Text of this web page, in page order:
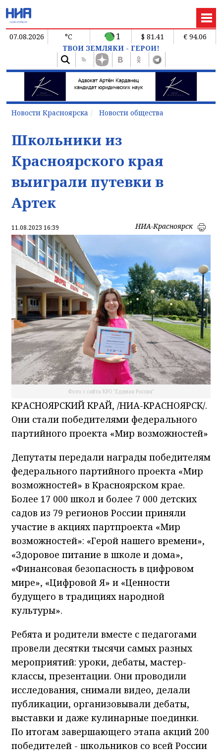
07.08.2026 °C 1 $ 81.41
€ 94.06
ТВОИ ЗЕМЛЯКИ - ГЕРОИ!
Новости Красноярска Новости общества
Школьники из
Красноярского края
выиграли путевки в
Артек
11.08.2023 16:39 НИА-Красноярск
Фото с сайта КРО "Единая Россия"
КРАСНОЯРСКИЙ КРАЙ, /НИА-КРАСНОЯРСК/.
Они стали победителями федерального
партийного проекта «Мир возможностей»
Депутаты передали награды победителям
федерального партийного проекта «Мир
возможностей» в Красноярском крае.
Более 17 000 школ и более 7 000 детских
садов из 79 регионов России приняли
участие в акциях партпроекта «Мир
возможностей»: «Герой нашего времени»,
«Здоровое питание в школе и дома»,
«Финансовая безопасность в цифровом
мире», «Цифровой Я» и «Ценности
будущего в традициях народной
культуры».
Ребята и родители вместе с педагогами
провели десятки тысячи самых разных
мероприятий: уроки, дебаты, мастер-
классы, презентации. Они проводили
исследования, снимали видео, делали
публикации, организовывали дебаты,
выставки и даже кулинарные поединки.
По итогам завершающего этапа акций 200
победителей - школьников со всей России